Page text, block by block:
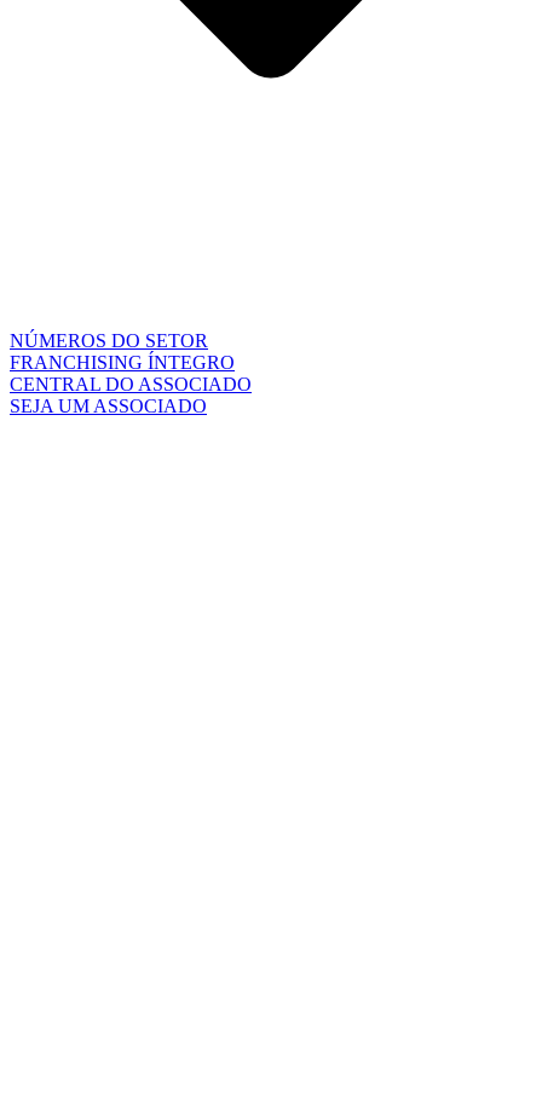
NÚMEROS DO SETOR
FRANCHISING ÍNTEGRO
CENTRAL DO ASSOCIADO
SEJA UM ASSOCIADO